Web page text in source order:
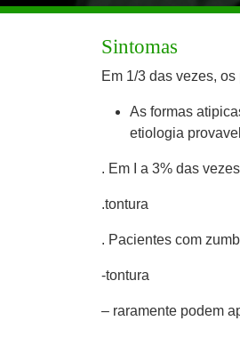
Sintomas
Em 1/3 das vezes,
As formas
etiologia
. Em I a 3% das
.tontura
. Pacientes com
-tontura
– raramente podem